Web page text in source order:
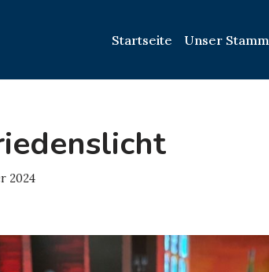
Startseite Unser Stamm
2024